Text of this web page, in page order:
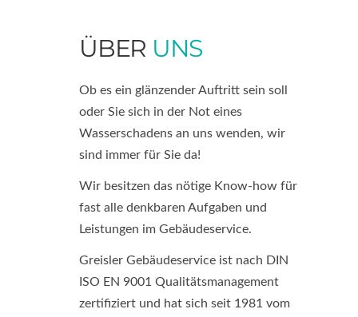
ÜBER UNS
Ob es ein glänzender Auftritt sein soll
oder Sie sich in der Not eines
Wasserschadens an uns wenden, wir
sind immer für Sie da!
Wir besitzen das nötige Know-how für
fast alle denkbaren Aufgaben und
Leistungen im Gebäudeservice.
Greisler Gebäudeservice ist nach DIN
ISO EN 9001 Qualitätsmanagement
zertifiziert und hat sich seit 1981 vom